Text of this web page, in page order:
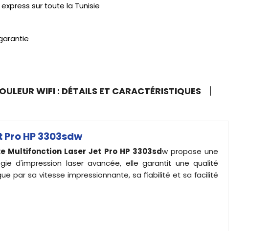
express sur toute la Tunisie
WIFI : DÉTAILS ET CARACTÉRISTIQUES
HP 3303sdw
Multifonction Laser Jet Pro HP 3303sdw propose une
d'impression laser avancée, elle garantit une qualité
par sa vitesse impressionnante, sa fiabilité et sa facilité